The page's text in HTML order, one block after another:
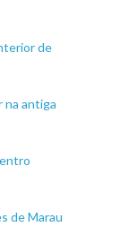
de
na antiga
de Marau